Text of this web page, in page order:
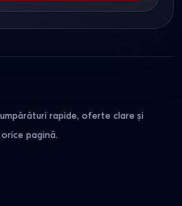
rapide, oferte clare și
pagină.